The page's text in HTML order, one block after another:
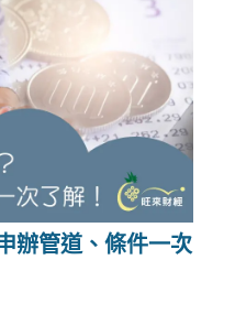
辦管道、條件一次